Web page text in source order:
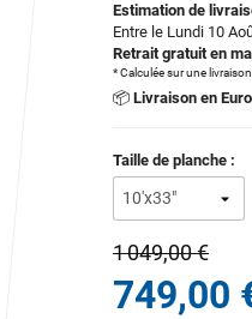
Estimation de
Entre le Lundi 10
Retrait gratuit en
* Calculée sur une
📦 Livraison en
Taille de planche :
1 049,00 €
749,00